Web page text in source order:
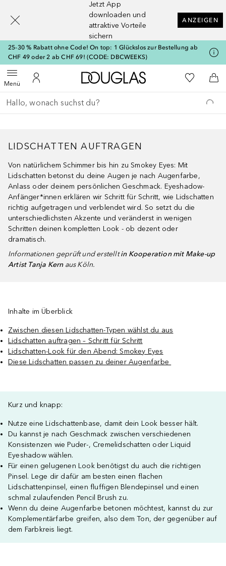
Jetzt App
downloaden und
attraktive Vorteile
sichern
ANZEIGEN
25-30 % Rabatt ohne Code! On top: 1 Glückslos zur Bestellung ab
CHF 49 oder 2 ab CHF 69! (CODE: DBCWEEKS)
MenüMenü öffnenZu Meinem Kundenkonto
Zur Douglas Startseite
Zu Meiner
Gehe zurück
Suche ausführen
LIDSCHATTEN AUFTRAGEN
Von natürlichem Schimmer bis hin zu Smokey Eyes: Mit
Lidschatten betonst du deine Augen je nach Augenfarbe,
Anlass oder deinem persönlichen Geschmack. Eyeshadow-
Anfänger*innen erklären wir Schritt für Schritt, wie Lidschatten
richtig aufgetragen und verblendet wird. So setzt du die
unterschiedlichsten Akzente und veränderst in wenigen
Schritten deinen kompletten Look - ob dezent oder
dramatisch.
Informationen geprüft und erstelltin Kooperation mit Make-up
Artist Tanja Kern aus Köln.
Inhalte im Überblick
Zwischen diesen Lidschatten-Typen wählst du aus
Lidschatten auftragen – Schritt für Schritt
Lidschatten-Look für den Abend: Smokey Eyes
Diese Lidschatten passen zu deiner Augenfarbe
Kurz und knapp:
Nutze eine Lidschattenbase, damit dein Look besser hält.
Du kannst je nach Geschmack zwischen verschiedenen
Konsistenzen wie Puder-, Cremelidschatten oder Liquid
Eyeshadow wählen.
Für einen gelugenen Look benötigst du auch die richtigen
Pinsel. Lege dir dafür am besten einen flachen
Lidschattenpinsel, einen fluffigen Blendepinsel und einen
schmal zulaufenden Pencil Brush zu.
Wenn du deine Augenfarbe betonen möchtest, kannst du zur
Komplementärfarbe greifen, also dem Ton, der gegenüber auf
dem Farbkreis liegt.
[navigation.slideout.screenreader]